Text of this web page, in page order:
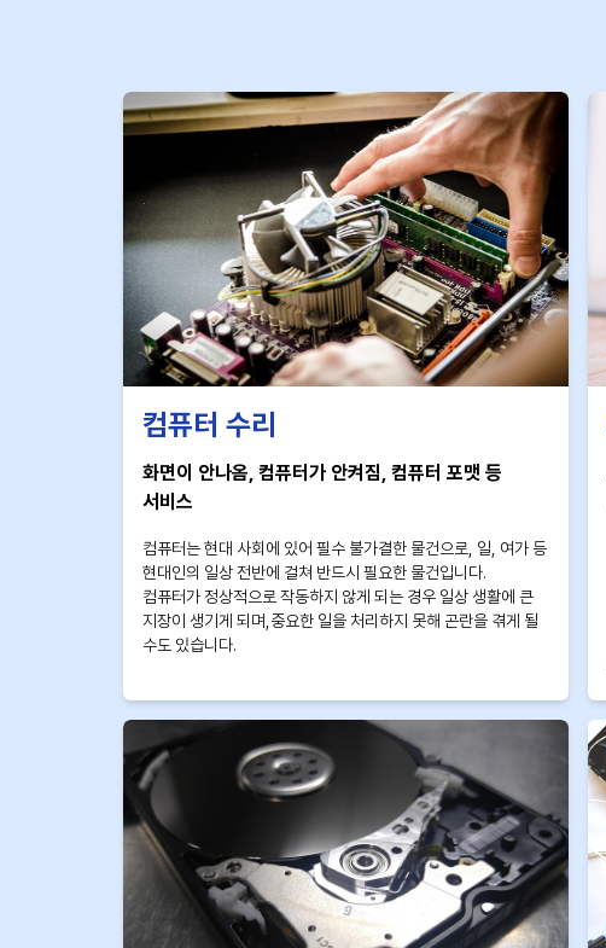
컴퓨터 수리
화면이 안나옴, 컴퓨터가 안켜짐, 컴퓨터 포맷 등
서비스
컴퓨터는 현대 사회에 있어 필수 불가결한 물건으로, 일, 여가 등
현대인의 일상 전반에 걸쳐 반드시 필요한 물건입니다.
컴퓨터가 정상적으로 작동하지 않게 되는 경우 일상 생활에 큰
지장이 생기게 되며,중요한 일을 처리하지 못해 곤란을 겪게 될
수도 있습니다.